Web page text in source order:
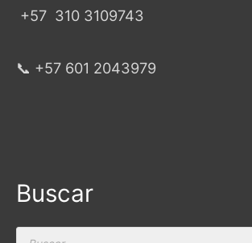
+57 310 3109743
📞 +57 601 2043979
Buscar
Products